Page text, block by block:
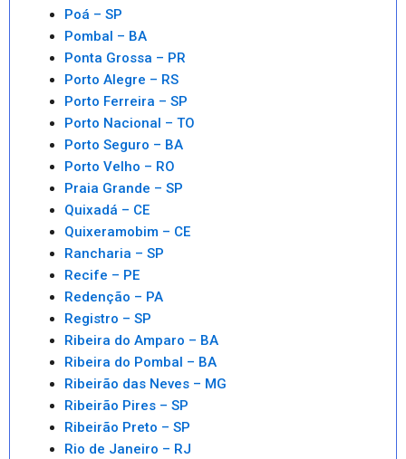
Poá – SP
Pombal – BA
Ponta Grossa – PR
Porto Alegre – RS
Porto Ferreira – SP
Porto Nacional – TO
Porto Seguro – BA
Porto Velho – RO
Praia Grande – SP
Quixadá – CE
Quixeramobim – CE
Rancharia – SP
Recife – PE
Redenção – PA
Registro – SP
Ribeira do Amparo – BA
Ribeira do Pombal – BA
Ribeirão das Neves – MG
Ribeirão Pires – SP
Ribeirão Preto – SP
Rio de Janeiro – RJ